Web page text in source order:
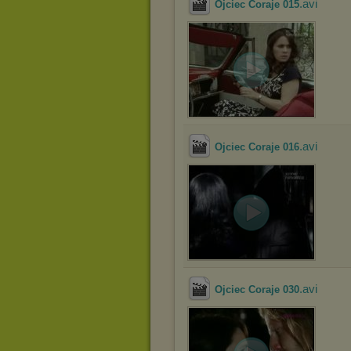
Ojciec Coraje 015.avi
Ojciec Coraje 016.avi
Ojciec Coraje 030.avi